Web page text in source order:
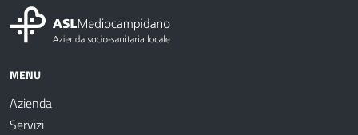
MENU
Azienda
Servizi